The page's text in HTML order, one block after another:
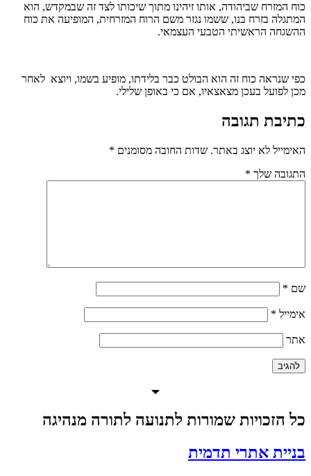
כוח המזרח שביהודה, אותו זיהינו מתוך שיכותו לצד זה שבמקדש, הוא
המתגלה בזרח בנו, ששמו נגזר משם הרוח המזרחית, המופיעה את כוח
ההשגחה הראשיתי הטבעי העצמאי.
כפי שנראה כוח זה הוא הבולט כבר בלידתו, מופיע בשמו, ויוצא לאחר
מכן לפועל בעכן מצאצאיו, אם כי באופן שלילי.
כתיבת תגובה
האימייל לא יוצג באתר. שדות החובה מסומנים *
התגובה שלך *
שם *
אימייל *
אתר
כל הזכויות שמורות לתנועה לתורה מנהיגה
בניית אתרי תדמית